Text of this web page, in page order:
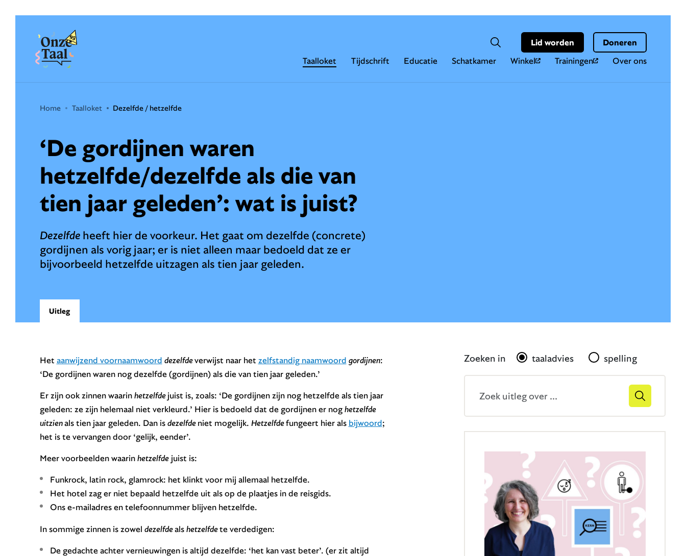
Onze Taal
Taalloket Tijdschrift Educatie Schatkamer Winkel Trainingen Over ons
Zoeken
ZoekveldLid worden Doneren
Home Taalloket Dezelfde / hetzelfde
‘De gordijnen waren
hetzelfde/dezelfde als die van
tien jaar geleden’: wat is juist?
Dezelfde heeft hier de voorkeur. Het gaat om dezelfde (concrete)
gordijnen als vorig jaar; er is niet alleen maar bedoeld dat ze er
bijvoorbeeld hetzelfde uitzagen als tien jaar geleden.
Uitleg
Het aanwijzend voornaamwoord dezelfdeverwijst naar het zelfstandig naamwoord gordijnen:
‘De gordijnen waren nog dezelfde (gordijnen) als die van tien jaar geleden.’
Er zijn ook zinnen waarinhetzelfdejuist is, zoals: ‘De gordijnen zijn nog hetzelfde als tien jaar
geleden: ze zijn helemaal niet verkleurd.’ Hier is bedoeld dat de gordijnen er noghetzelfde
uitzienals tien jaar geleden. Dan isdezelfdeniet mogelijk. Hetzelfdefungeert hier als bijwoord;
het is te vervangen door ‘gelijk, eender’.
Meer voorbeelden waarinhetzelfdejuist is:
Funkrock, latin rock, glamrock: het klinkt voor mij allemaal hetzelfde.
Het hotel zag er niet bepaald hetzelfde uit als op de plaatjes in de reisgids.
Ons e-mailadres en telefoonnummer blijven hetzelfde.
In sommige zinnen is zowel dezelfdealshetzelfdete verdedigen:
De gedachte achter vernieuwingen is altijd dezelfde: ‘het kan vast beter’. (er zit altijd
Gerelateerd
Zoeken in taaladvies spelling
Zoekveld
Zoek